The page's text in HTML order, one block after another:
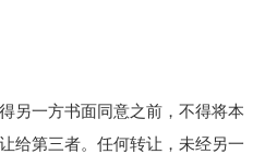
一方书面同意之前，不得将本
给第三者。任何转让，未经另一